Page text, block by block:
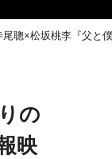
聰×松坂桃李『父と
の
映